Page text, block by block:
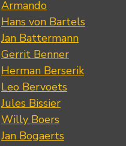
Armando
Hans von Bartels
Jan Battermann
Gerrit Benner
Herman Berserik
Leo Bervoets
Jules Bissier
Willy Boers
Jan Bogaerts